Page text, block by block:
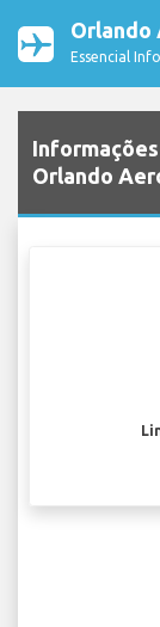
Orlando
Essencial
Orlando